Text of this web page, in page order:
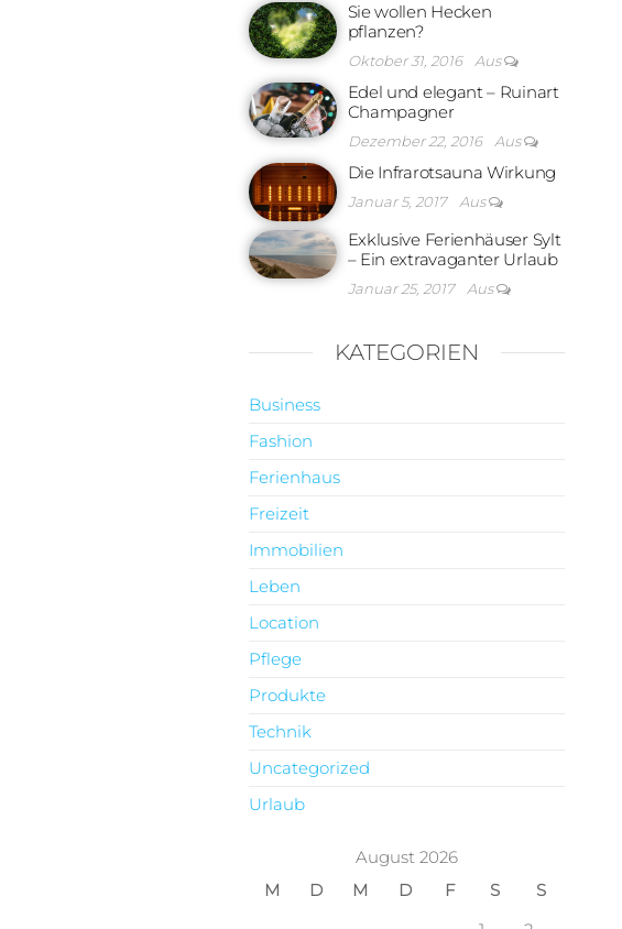
Sie wollen Hecken
pflanzen?
Oktober 31, 2016 Aus
Edel und elegant – Ruinart
Champagner
Dezember 22, 2016 Aus
Die Infrarotsauna Wirkung
Januar 5, 2017 Aus
Exklusive Ferienhäuser Sylt
– Ein extravaganter Urlaub
Januar 25, 2017 Aus
KATEGORIEN
Business
Fashion
Ferienhaus
Freizeit
Immobilien
Leben
Location
Pflege
Produkte
Technik
Uncategorized
Urlaub
August 2026
M
D M D F S
S